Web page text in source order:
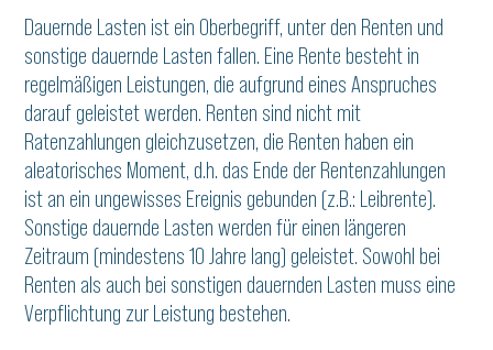
Dauernde Lasten ist ein Oberbegriff, unter den Renten und
sonstige dauernde Lasten fallen. Eine Rente besteht in
regelmäßigen Leistungen, die aufgrund eines Anspruches
darauf geleistet werden. Renten sind nicht mit
Ratenzahlungen gleichzusetzen, die Renten haben ein
aleatorisches Moment, d.h. das Ende der Rentenzahlungen
ist an ein ungewisses Ereignis gebunden (z.B.: Leibrente).
Sonstige dauernde Lasten werden für einen längeren
Zeitraum (mindestens 10 Jahre lang) geleistet. Sowohl bei
Renten als auch bei sonstigen dauernden Lasten muss eine
Verpflichtung zur Leistung bestehen.